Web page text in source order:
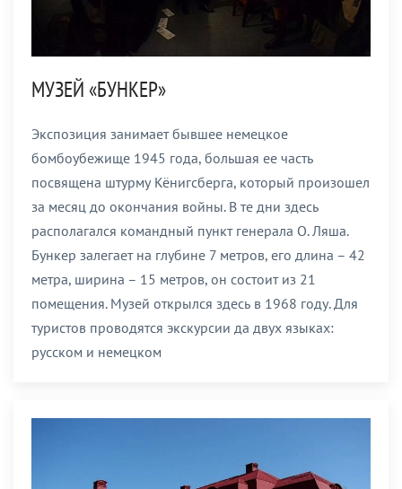
МУЗЕЙ «БУНКЕР»
Экспозиция занимает бывшее немецкое
бомбоубежище 1945 года, большая ее часть
посвящена штурму Кёнигсберга, который произошел
за месяц до окончания войны. В те дни здесь
располагался командный пункт генерала О. Ляша.
Бункер залегает на глубине 7 метров, его длина – 42
метра, ширина – 15 метров, он состоит из 21
помещения. Музей открылся здесь в 1968 году. Для
туристов проводятся экскурсии да двух языках:
русском и немецком